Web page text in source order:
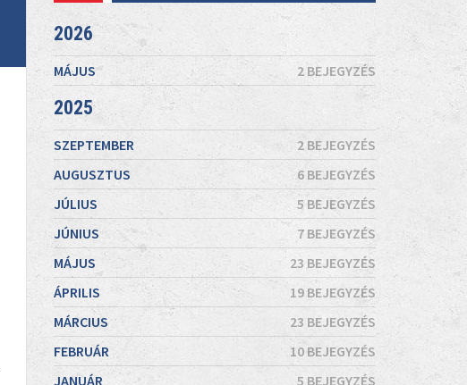
2026
MÁJUS 2 BEJEGYZÉS
2025
SZEPTEMBER
2 BEJEGYZÉS
AUGUSZTUS
6 BEJEGYZÉS
JÚLIUS
5 BEJEGYZÉS
JÚNIUS
7 BEJEGYZÉS
MÁJUS
23 BEJEGYZÉS
ÁPRILIS
19 BEJEGYZÉS
MÁRCIUS
23 BEJEGYZÉS
FEBRUÁR
10 BEJEGYZÉS
JANUÁR
5 BEJEGYZÉS